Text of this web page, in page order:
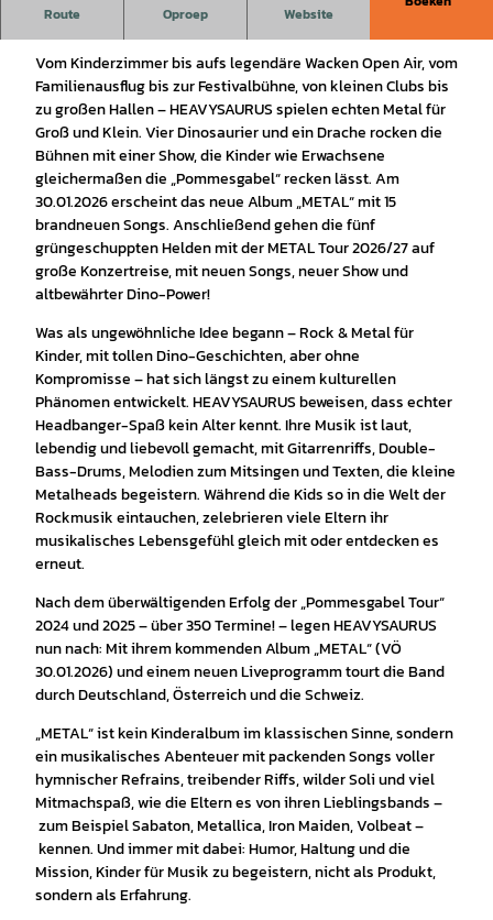
Route Oproep Website
Dino-Metal für die ganze Familie!
Vom Kinderzimmer bis aufs legendäre Wacken Open Air, vom
Familienausflug bis zur Festivalbühne, von kleinen Clubs bis
zu großen Hallen – HEAVYSAURUS spielen echten Metal für
Groß und Klein. Vier Dinosaurier und ein Drache rocken die
Bühnen mit einer Show, die Kinder wie Erwachsene
gleichermaßen die „Pommesgabel“ recken lässt. Am
30.01.2026 erscheint das neue Album „METAL“ mit 15
brandneuen Songs. Anschließend gehen die fünf
grüngeschuppten Helden mit der METAL Tour 2026/27 auf
große Konzertreise, mit neuen Songs, neuer Show und
altbewährter Dino-Power!
Was als ungewöhnliche Idee begann – Rock & Metal für
Kinder, mit tollen Dino-Geschichten, aber ohne
Kompromisse – hat sich längst zu einem kulturellen
Phänomen entwickelt. HEAVYSAURUS beweisen, dass echter
Headbanger-Spaß kein Alter kennt. Ihre Musik ist laut,
lebendig und liebevoll gemacht, mit Gitarrenriffs, Double-
Bass-Drums, Melodien zum Mitsingen und Texten, die kleine
Metalheads begeistern. Während die Kids so in die Welt der
Rockmusik eintauchen, zelebrieren viele Eltern ihr
musikalisches Lebensgefühl gleich mit oder entdecken es
erneut.
Nach dem überwältigenden Erfolg der „Pommesgabel Tour“
2024 und 2025 – über 350 Termine! – legen HEAVYSAURUS
nun nach: Mit ihrem kommenden Album „METAL“ (VÖ
30.01.2026) und einem neuen Liveprogramm tourt die Band
durch Deutschland, Österreich und die Schweiz.
„METAL“ ist kein Kinderalbum im klassischen Sinne, sondern
ein musikalisches Abenteuer mit packenden Songs voller
hymnischer Refrains, treibender Riffs, wilder Soli und viel
Mitmachspaß, wie die Eltern es von ihren Lieblingsbands –
zum Beispiel Sabaton, Metallica, Iron Maiden, Volbeat –
kennen. Und immer mit dabei: Humor, Haltung und die
Mission, Kinder für Musik zu begeistern, nicht als Produkt,
sondern als Erfahrung.